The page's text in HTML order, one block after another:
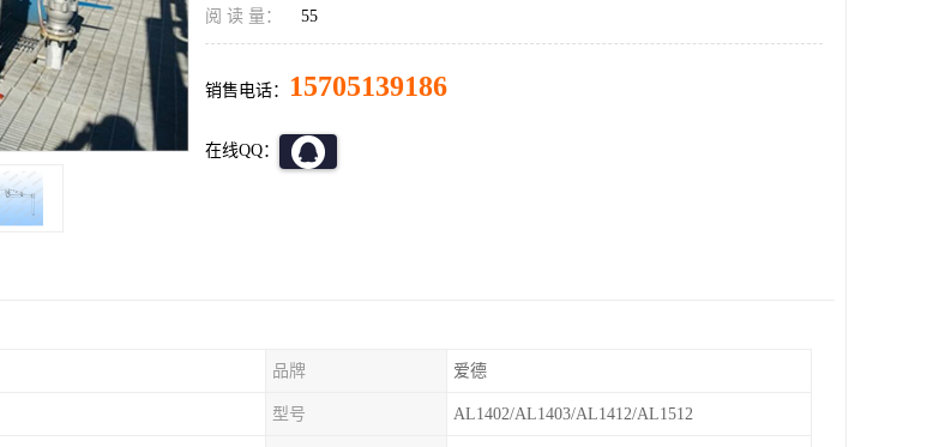
阅 读 量： 55
销售电话： 15705139186
在线QQ：
品牌 爱德
型号 AL1402/AL1403/AL1412/AL1512